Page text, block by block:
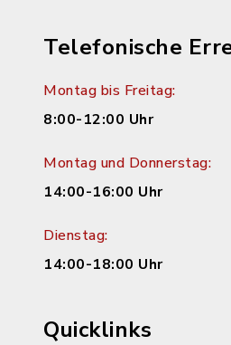
Telefonische
Montag bis Freitag:
8:00-12:00 Uhr
Montag und Donnerstag:
14:00-16:00 Uhr
Dienstag:
14:00-18:00 Uhr
Quicklinks